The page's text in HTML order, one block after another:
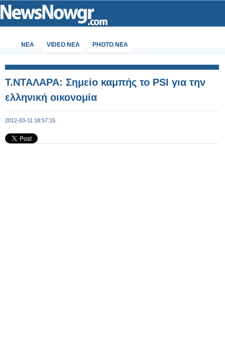
ΝΕΑ VIDEO NEA PHOTO NEA
T.ΝΤΑΛΑΡΑ: Σημείο καμπής το PSI για την
ελληνική οικονομία
2012-03-11 18:57:15